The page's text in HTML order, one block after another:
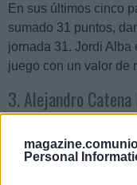
Personal
En sus últimos cinco
sumado 31 puntos,
jornada 31. Jordi Alba
juego con un valor de
3. Alejandro
El Rayo está
Primera y a falta de